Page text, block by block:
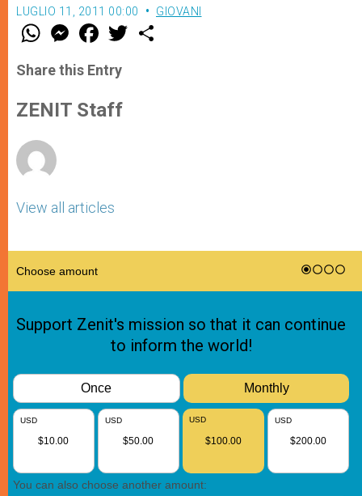
LUGLIO 11, 2011 00:00 GIOVANI
W
t
s
p
p
M
e
s
e
g
e
F
a
e
b
o
k
w
Share this Entry
ZENIT Staff
View all articles